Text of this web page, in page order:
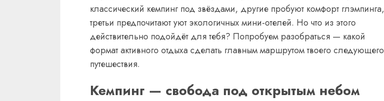
классический кемпинг под звёздами, другие пробуют комфорт глэмпинга,
третьи предпочитают уют экологичных мини-отелей. Но что из этого
действительно подойдёт для тебя? Попробуем разобраться — какой
формат активного отдыха сделать главным маршрутом твоего следующего
путешествия.
Кемпинг — свобода под открытым небом